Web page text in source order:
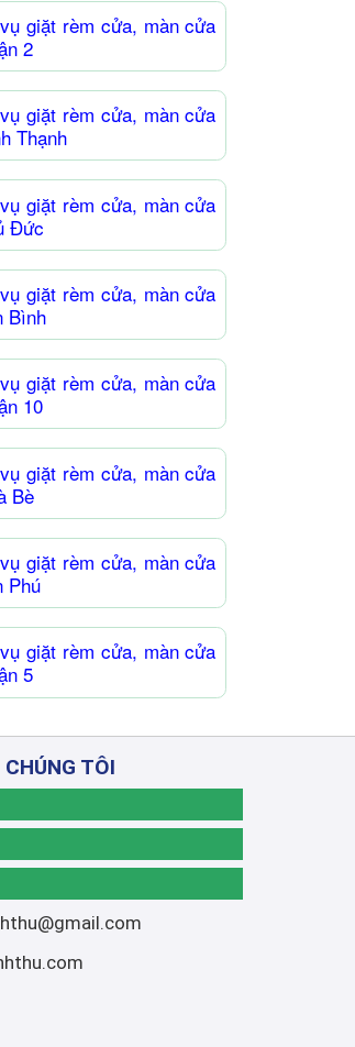
Cửa Ở Thủ Đức
rèm cửa, màn cửa tại Bình
TânQuy trình giặt rèm cửa,
màn cửa ở Bình Tân tại
Thư là nơi chuyên cung cấp
các dịch vụ giặt rèm cửa,
màn cửa uy tín, chuyên
khách hoàn toàn
giặt rèm cửa, màn cửa
2
giặt rèm cửa, màn cửa
Thạnh
giặt rèm cửa, màn cửa
Đức
giặt rèm cửa, màn cửa
Bình
giặt rèm cửa, màn cửa
10
giặt rèm cửa, màn cửa
Bè
giặt rèm cửa, màn cửa
Phú
giặt rèm cửa, màn cửa
5
TÔI